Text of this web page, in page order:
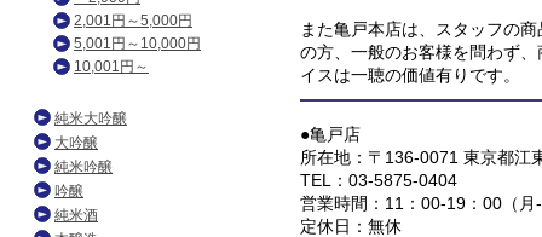
また亀戸本店は、スタッフの
の方、一般のお客様を問わず
イスは一聴の価値有りです。
●亀戸店
所在地：〒136-0071 東京都江
TEL：03-5875-0404
営業時間：11：00-19：00（月
定休日：無休